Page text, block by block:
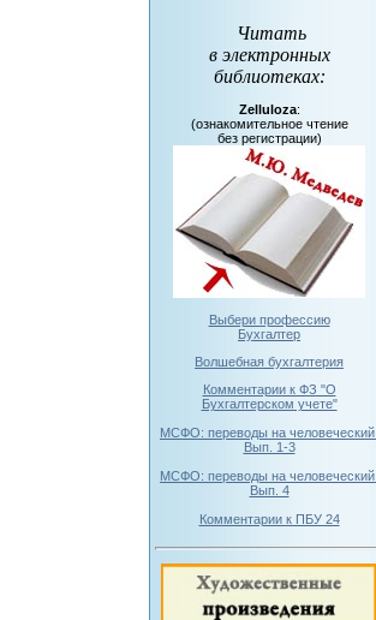
Читать
в электронных
библиотеках:
Zelluloza:
(ознакомительное чтение
без регистрации)
Выбери профессию
Бухгалтер
Волшебная бухгалтерия
Комментарии к ФЗ "О
Бухгалтерском учете"
МСФО: переводы на человеческий.
Вып. 1-3
МСФО: переводы на человеческий.
Вып. 4
Комментарии к ПБУ 24